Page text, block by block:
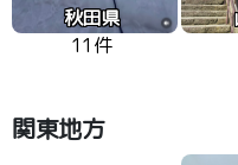
秋田県
11件
関東地方